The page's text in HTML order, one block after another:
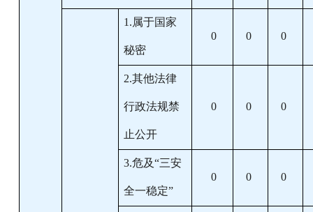
1.属于国家
秘密
0 0 0
2.其他法律
行政法规禁
止公开
0 0 0
3.危及“三安
全一稳定”
0 0 0